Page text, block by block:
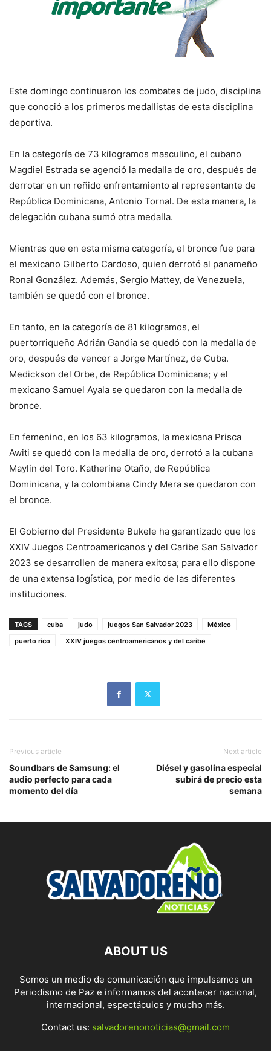
Este domingo continuaron los combates de judo, disciplina
que conoció a los primeros medallistas de esta disciplina
deportiva.
En la categoría de 73 kilogramos masculino, el cubano
Magdiel Estrada se agenció la medalla de oro, después de
derrotar en un reñido enfrentamiento al representante de
República Dominicana, Antonio Tornal. De esta manera, la
delegación cubana sumó otra medalla.
Mientras que en esta misma categoría, el bronce fue para
el mexicano Gilberto Cardoso, quien derrotó al panameño
Ronal González. Además, Sergio Mattey, de Venezuela,
también se quedó con el bronce.
En tanto, en la categoría de 81 kilogramos, el
puertorriqueño Adrián Gandía se quedó con la medalla de
oro, después de vencer a Jorge Martínez, de Cuba.
Medickson del Orbe, de República Dominicana; y el
mexicano Samuel Ayala se quedaron con la medalla de
bronce.
En femenino, en los 63 kilogramos, la mexicana Prisca
Awiti se quedó con la medalla de oro, derrotó a la cubana
Maylin del Toro. Katherine Otaño, de República
Dominicana, y la colombiana Cindy Mera se quedaron con
el bronce.
El Gobierno del Presidente Bukele ha garantizado que los
XXIV Juegos Centroamericanos y del Caribe San Salvador
2023 se desarrollen de manera exitosa; para ello dispone
de una extensa logística, por medio de las diferentes
instituciones.
TAGS cuba judo juegos San Salvador 2023
México
puerto rico
XXIV juegos centroamericanos y del caribe
Previous article
Soundbars de Samsung: el
audio perfecto para cada
momento del día
Next article
Diésel y gasolina especial
subirá de precio esta
semana
ABOUT US
Somos un medio de comunicación que impulsamos un
Periodismo de Paz e informamos del acontecer nacional,
internacional, espectáculos y mucho más.
Contact us: salvadorenonoticias@gmail.com